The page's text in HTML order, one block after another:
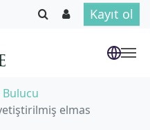
Kayıt ol
elmas